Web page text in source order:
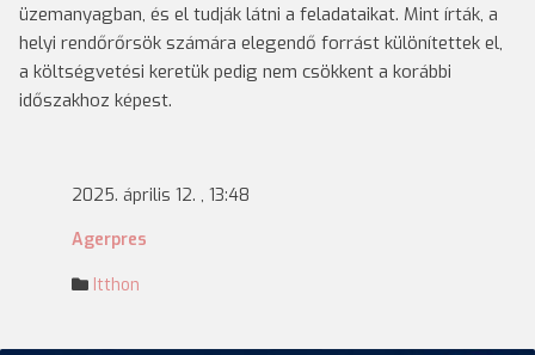
üzemanyagban, és el tudják látni a feladataikat. Mint írták, a
helyi rendőrőrsök számára elegendő forrást különítettek el,
a költségvetési keretük pedig nem csökkent a korábbi
időszakhoz képest.
2025. április 12. , 13:48
Agerpres
Itthon